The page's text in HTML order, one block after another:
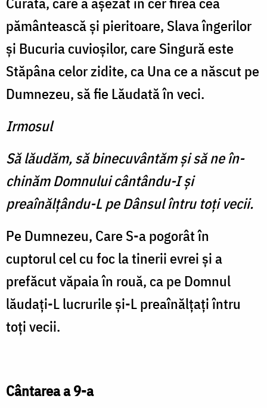
pământească şi pieritoare, Slava îngerilor
şi Bucuria cuvioşilor, care Singură este
Stăpâna celor zidite, ca Una ce a născut pe
Dumnezeu, să fie Lăudată în veci.
Irmosul
Să lăudăm, să binecuvântăm şi să ne în­
chinăm Domnului cântându-I şi
preaînălţându-L pe Dânsul întru toţi vecii.
Pe Dumnezeu, Care S-a pogorât în
cuptorul cel cu foc la tinerii evrei şi a
prefăcut văpaia în rouă, ca pe Domnul
lăudaţi-L lucrurile şi-L preaînălţaţi întru
toţi vecii.
Cântarea a 9-a